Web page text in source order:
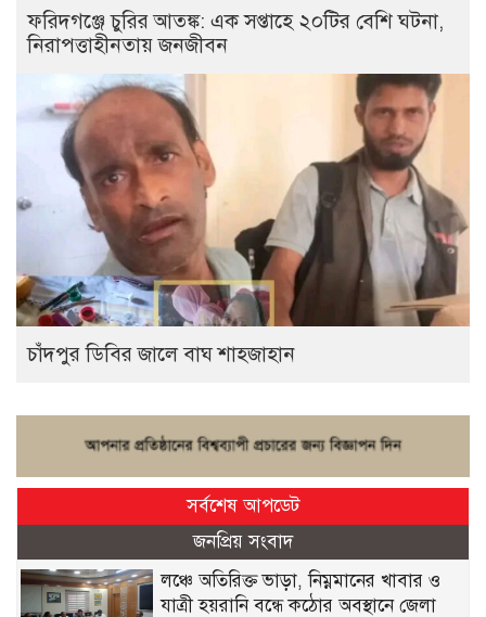
ফরিদগঞ্জে চুরির আতঙ্ক: এক সপ্তাহে ২০টির বেশি ঘটনা,
নিরাপত্তাহীনতায় জনজীবন
চাঁদপুর ডিবির জালে বাঘ শাহজাহান
সর্বশেষ আপডেট
জনপ্রিয় সংবাদ
লঞ্চে অতিরিক্ত ভাড়া, নিম্নমানের খাবার ও
যাত্রী হয়রানি বন্ধে কঠোর অবস্থানে জেলা